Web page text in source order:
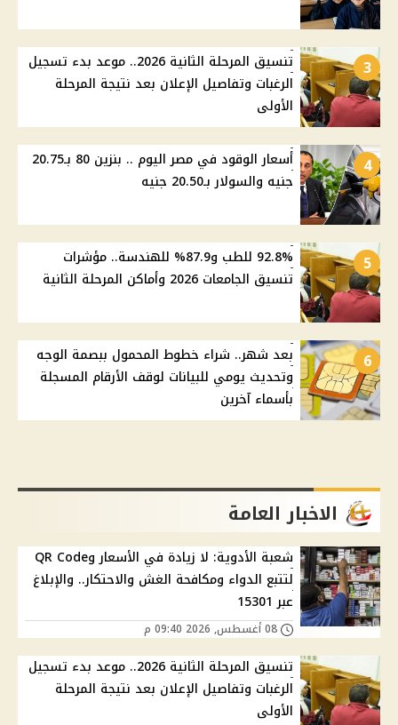
3
تنسيق المرحلة الثانية 2026.. موعد بدء تسجيل
الرغبات وتفاصيل الإعلان بعد نتيجة المرحلة
الأولى
4
أسعار الوقود في مصر اليوم .. بنزين 80 بـ20.75
جنيه والسولار بـ20.50 جنيه
5
92.8% للطب و87.9% للهندسة.. مؤشرات
تنسيق الجامعات 2026 وأماكن المرحلة الثانية
6
بعد شهر.. شراء خطوط المحمول ببصمة الوجه
وتحديث يومي للبيانات لوقف الأرقام المسجلة
بأسماء آخرين
الاخبار العامة
شعبة الأدوية: لا زيادة في الأسعار وQR Code
لتتبع الدواء ومكافحة الغش والاحتكار.. والإبلاغ
عبر 15301
تنسيق المرحلة الثانية 2026.. موعد بدء تسجيل
الرغبات وتفاصيل الإعلان بعد نتيجة المرحلة
الأولى